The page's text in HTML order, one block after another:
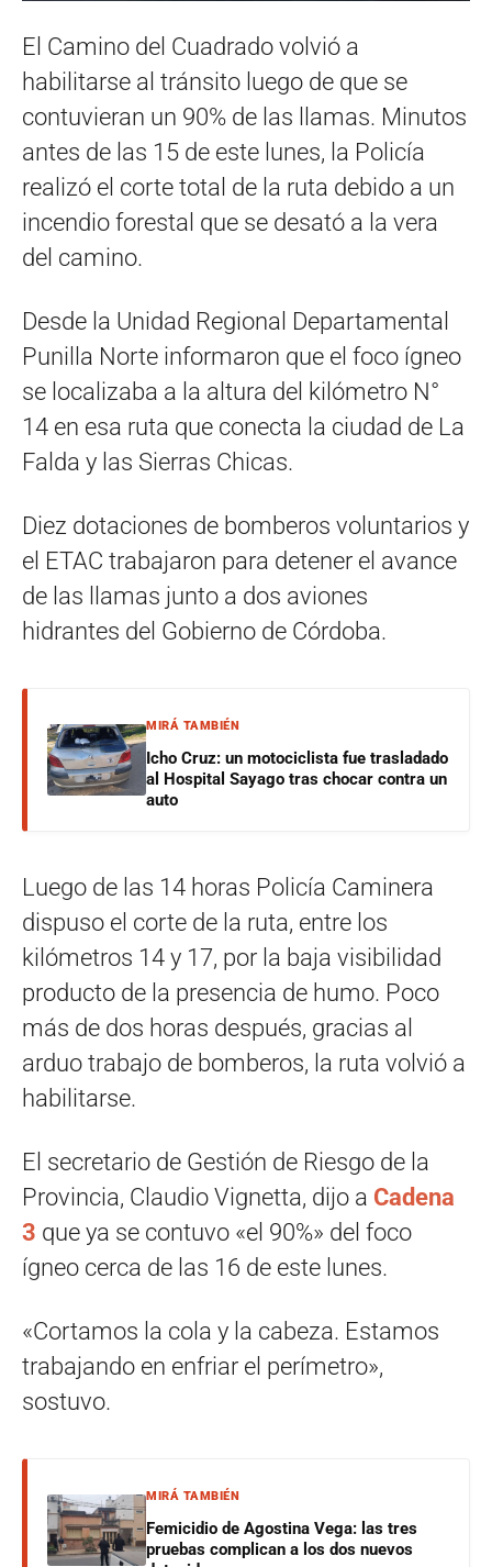
El Camino del Cuadrado volvió a
habilitarse al tránsito luego de que se
contuvieran un 90% de las llamas. Minutos
antes de las 15 de este lunes, la Policía
realizó el corte total de la ruta debido a un
incendio forestal que se desató a la vera
del camino.
Desde la Unidad Regional Departamental
Punilla Norte informaron que el foco ígneo
se localizaba a la altura del kilómetro N°
14 en esa ruta que conecta la ciudad de La
Falda y las Sierras Chicas.
Diez dotaciones de bomberos voluntarios y
el ETAC trabajaron para detener el avance
de las llamas junto a dos aviones
hidrantes del Gobierno de Córdoba.
MIRÁ TAMBIÉN
Icho Cruz: un motociclista fue trasladado
al Hospital Sayago tras chocar contra un
auto
Luego de las 14 horas Policía Caminera
dispuso el corte de la ruta, entre los
kilómetros 14 y 17, por la baja visibilidad
producto de la presencia de humo. Poco
más de dos horas después, gracias al
arduo trabajo de bomberos, la ruta volvió a
habilitarse.
El secretario de Gestión de Riesgo de la
Provincia, Claudio Vignetta, dijo a Cadena
3 que ya se contuvo «el 90%» del foco
ígneo cerca de las 16 de este lunes.
«Cortamos la cola y la cabeza. Estamos
trabajando en enfriar el perímetro»,
sostuvo.
MIRÁ TAMBIÉN
Femicidio de Agostina Vega: las tres
pruebas complican a los dos nuevos